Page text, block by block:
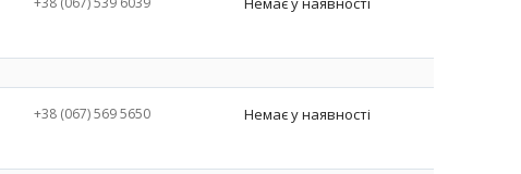
+38 (067) 569 5650 Немає у наявності